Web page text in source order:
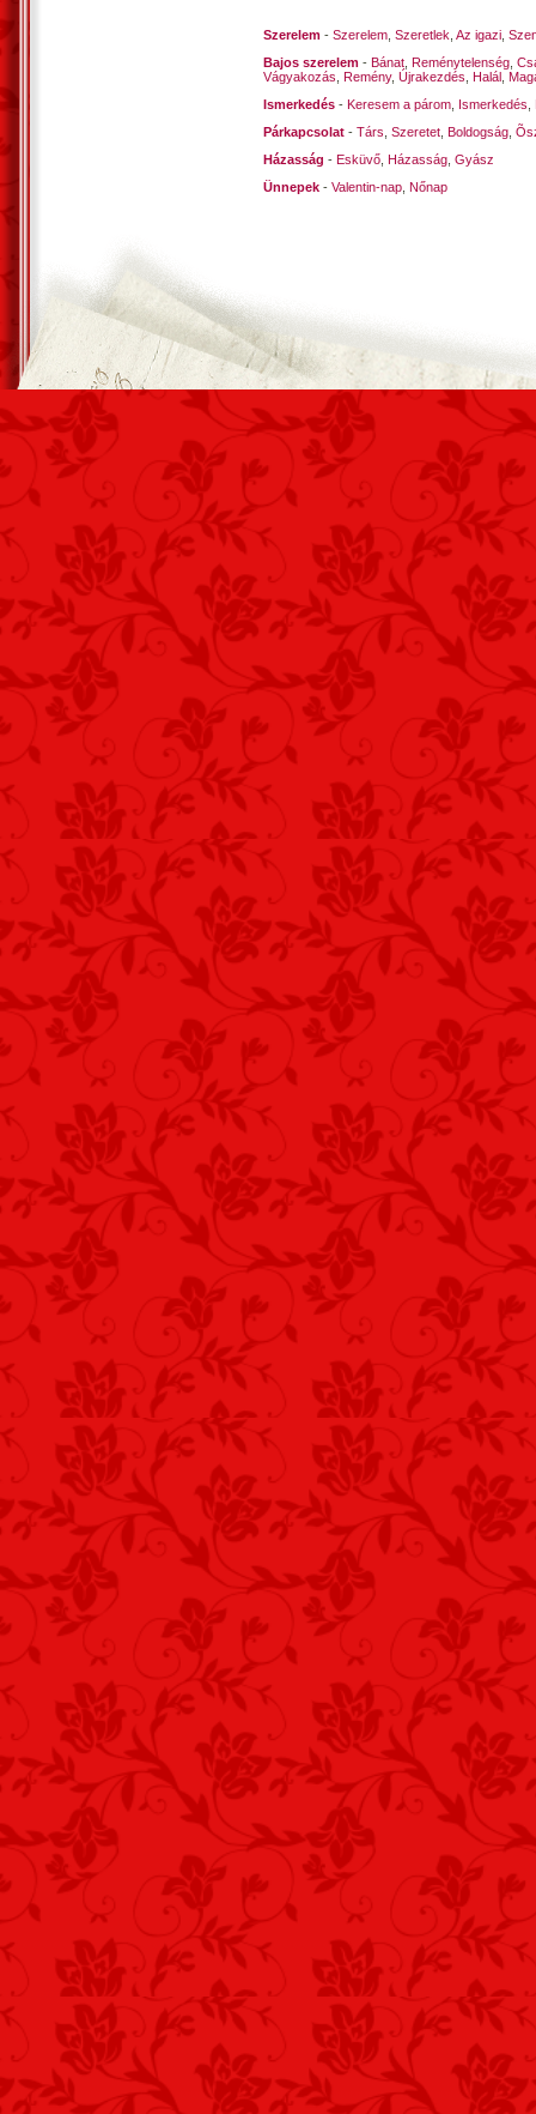
Szerelem - Szerelem Szeretlek Az igazi
Bajos szerelem - Bánat Reménytelenség
Vágyakozás Remény, Újrakezdés Halál
Ismerkedés - Keresem a párom Ismerkedés
Párkapcsolat - Társ Szeretet Boldogság
Házasság - Esküvő Házasság Gyász
Ünnepek - Valentin-nap Nőnap